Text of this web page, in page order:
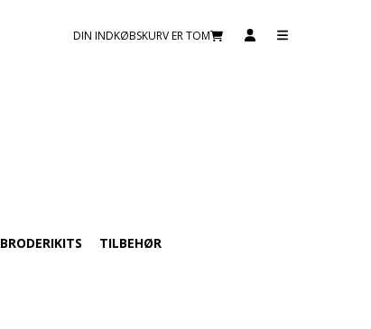
DIN INDKØBSKURV ER TOM
BRODERIKITS TILBEHØR